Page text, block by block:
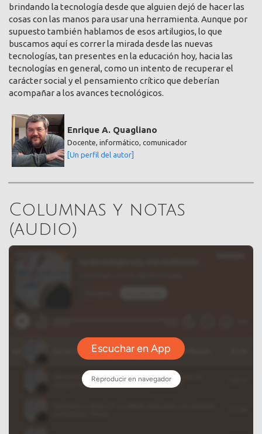
brindando la tecnología desde que alguien dejó de hacer las
cosas con las manos para usar una herramienta. Aunque por
supuesto también hablamos de esos artilugios, lo que
buscamos aquí es correr la mirada desde las nuevas
tecnologías, tan presentes en la educación hoy, hacia las
tecnologías en general, como un intento de recuperar el
carácter social y el pensamiento crítico que deberían
acompañar a los avances tecnológicos.
Enrique A. Quagliano
Docente, informático, comunicador
[Un perfil del autor]
Columnas y notas
(audio)